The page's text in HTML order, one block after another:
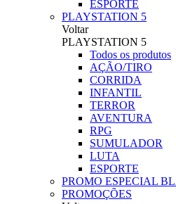
ESPORTE
PLAYSTATION 5
Voltar
PLAYSTATION 5
Todos os produtos
AÇÃO/TIRO
CORRIDA
INFANTIL
TERROR
AVENTURA
RPG
SUMULADOR
LUTA
ESPORTE
PROMO ESPECIAL
PROMOÇÕES